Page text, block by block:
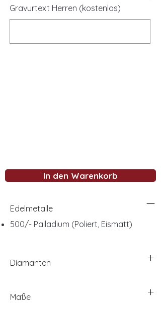
Gravurtext Herren (kostenlos)
In den Warenkorb
Edelmetalle
500/- Palladium (Poliert, Eismatt)
Diamanten
Maße